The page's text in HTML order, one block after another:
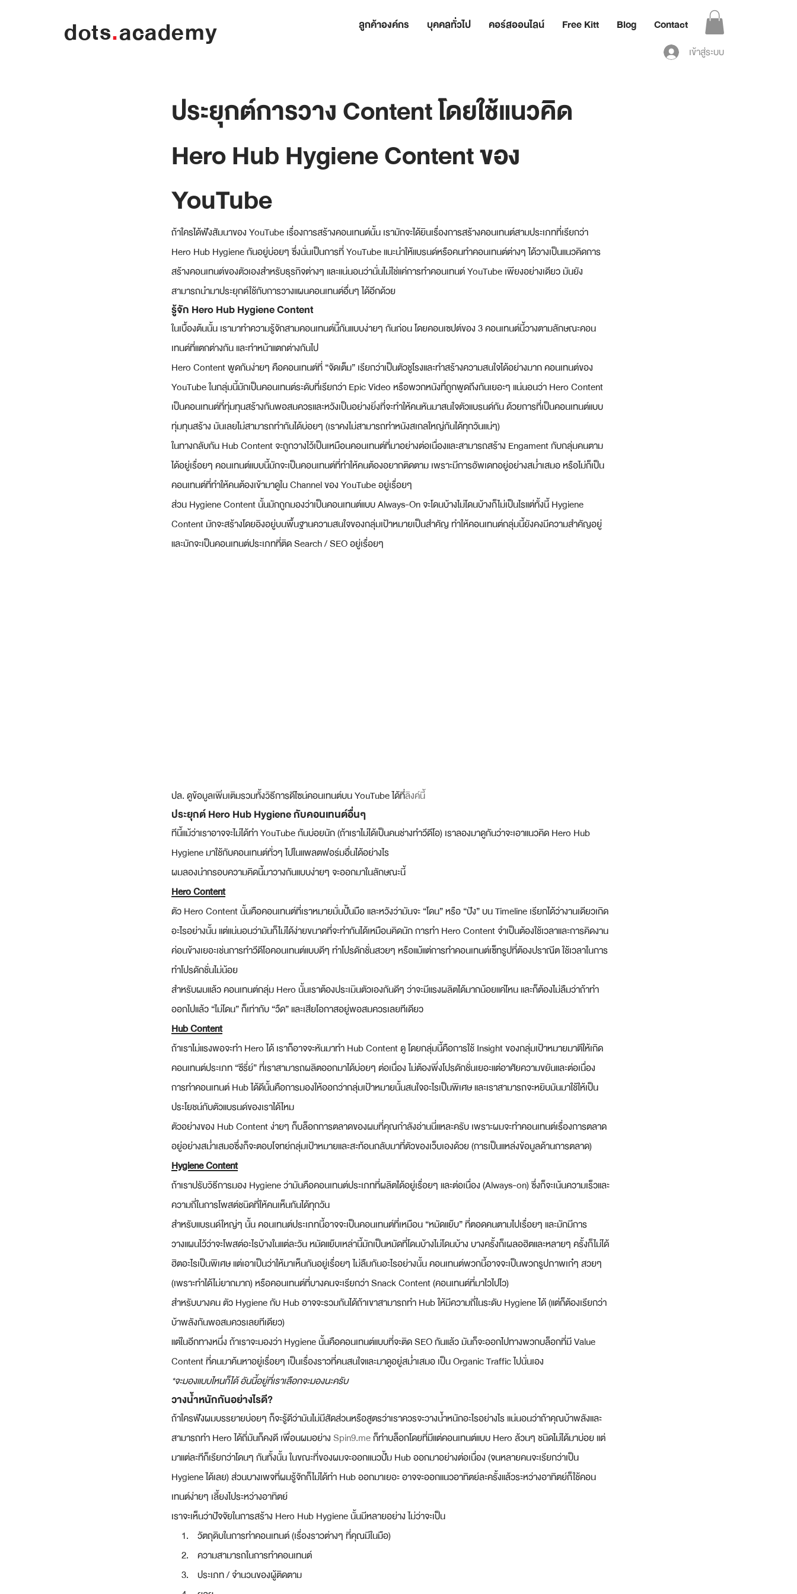
dots.academy ลูกค้าองค์กร บุคคลทั่วไป คอร์สออนไลน์ Free Kitt Blog Contact
เข้าสู่ระบบ
ประยุกต์การวาง Content โดยใช้แนวคิด
Hero Hub Hygiene Content ของ
YouTube
ถ้าใครได้ฟังสัมนาของ YouTube เรื่องการสร้างคอนเทนต์นั้น เรามักจะได้ยินเรื่องการสร้างคอนเทนต์สามประเภทที่เรียกว่า
Hero Hub Hygiene กันอยู่บ่อยๆ ซึ่งนั่นเป็นการที่ YouTube แนะนำให้แบรนด์หรือคนทำคอนเทนต์ต่างๆ ได้วางเป็นแนวคิดการ
สร้างคอนเทนต์ของตัวเองสำหรับธุรกิจต่างๆ และแน่นอนว่านั่นไม่ใช่แค่การทำคอนเทนต์ YouTube เพียงอย่างเดียว มันยัง
สามารถนำมาประยุกต์ใช้กับการวางแผนคอนเทนต์อื่นๆ ได้อีกด้วย
รู้จัก Hero Hub Hygiene Content
ในเบื้องต้นนั้น เรามาทำความรู้จักสามคอนเทนต์นี้กันแบบง่ายๆ กันก่อน โดยคอนเซปต์ของ 3 คอนเทนต์นี้วางตามลักษณะคอน
เทนต์ที่แตกต่างกัน และทำหน้าแตกต่างกันไป
Hero Content พูดกันง่ายๆ คือคอนเทนต์ที่ “จัดเต็ม” เรียกว่าเป็นตัวชูโรงและทำสร้างความสนใจได้อย่างมาก คอนเทนต์ของ
YouTube ในกลุ่มนี้มักเป็นคอนเทนต์ระดับที่เรียกว่า Epic Video หรือพวกหนังที่ถูกพูดถึงกันเยอะๆ แน่นอนว่า Hero Content
เป็นคอนเทนต์ที่ทุ่มทุนสร้างกันพอสมควรและหวังเป็นอย่างยิ่งที่จะทำให้คนหันมาสนใจตัวแบรนด์กัน ด้วยการที่เป็นคอนเทนต์แบบ
ทุ่มทุนสร้าง มันเลยไม่สามารถทำกันได้บ่อยๆ (เราคงไม่สามารถทำหนังสเกลใหญ่กันได้ทุกวันแน่ๆ)
ในทางกลับกัน Hub Content จะถูกวางไว้เป็นเหมือนคอนเทนต์ที่มาอย่างต่อเนื่องและสามารถสร้าง Engament กับกลุ่มคนตาม
ได้อยู่เรื่อยๆ คอนเทนต์แบบนี้มักจะเป็นคอนเทนต์ที่ทำให้คนต้องอยากติดตาม เพราะมีการอัพเดทอยู่อย่างสม่ำเสมอ หรือไม่ก็เป็น
คอนเทนต์ที่ทำให้คนต้องเข้ามาดูใน Channel ของ YouTube อยู่เรื่อยๆ
ส่วน Hygiene Content นั้นมักถูกมองว่าเป็นคอนเทนต์แบบ Always-On จะโดนบ้างไม่โดนบ้างก็ไม่เป็นไรแต่ทั้งนี้ Hygiene
Content มักจะสร้างโดยอิงอยู่บนพื้นฐานความสนใจของกลุ่มเป้าหมายเป็นสำคัญ ทำให้คอนเทนต์กลุ่มนี้ยังคงมีความสำคัญอยู่
และมักจะเป็นคอนเทนต์ประเภทที่ติด Search / SEO อยู่เรื่อยๆ
ปล. ดูข้อมูลเพิ่มเติมรวมทั้งวิธีการดีไซน์คอนเทนต์บน YouTube ได้ที่ลิงค์นี้
ประยุกต์ Hero Hub Hygiene กับคอนเทนต์อื่นๆ
ทีนี้แม้ว่าเราอาจจะไม่ได้ทำ YouTube กันบ่อยนัก (ถ้าเราไม่ได้เป็นคนช่างทำวีดีโอ) เราลองมาดูกันว่าจะเอาแนวคิด Hero Hub
Hygiene มาใช้กับคอนเทนต์ทั่วๆ ไปในแพลตฟอร์มอื่นได้อย่างไร
ผมลองนำกรอบความคิดนี้มาวางกันแบบง่ายๆ จะออกมาในลักษณะนี้
Hero Content
ตัว Hero Content นั้นคือคอนเทนต์ที่เราหมายมั่นปั้นมือ และหวังว่ามันจะ “โดน” หรือ “ปัง” บน Timeline เรียกได้ว่างานเดียวเกิด
อะไรอย่างนั้น แต่แน่นอนว่ามันก็ไม่ได้ง่ายขนาดที่จะทำกันได้เหมือนคิดนัก การทำ Hero Content จำเป็นต้องใช้เวลาและการคิดงาน
ค่อนข้างเยอะเช่นการทำวีดีโอคอนเทนต์แบบดีๆ ทำโปรดักชั่นสวยๆ หรือแม้แต่การทำคอนเทนต์เซ็ทรูปที่ต้องปราณีต ใช้เวลาในการ
ทำโปรดักชั่นไม่น้อย
สำหรับผมแล้ว คอนเทนต์กลุ่ม Hero นั้นเราต้องประเมินตัวเองกันดีๆ ว่าจะมีแรงผลิตได้มากน้อยแค่ไหน และก็ต้องไม่ลืมว่าถ้าทำ
ออกไปแล้ว “ไม่โดน” ก็เท่ากับ “วืด” และเสียโอกาสอยู่พอสมควรเลยทีเดียว
Hub Content
ถ้าเราไม่แรงพอจะทำ Hero ได้ เราก็อาจจะหันมาทำ Hub Content ดู โดยกลุ่มนี้คือการใช้ Insight ของกลุ่มเป้าหมายมาตีให้เกิด
คอนเทนต์ประเภท “ซีรี่ย์” ที่เราสามารถผลิตออกมาได้บ่อยๆ ต่อเนื่อง ไม่ต้องพึ่งโปรดักชั่นเยอะแต่อาศัยความขยันและต่อเนื่อง
การทำคอนเทนต์ Hub ได้ดีนั้นคือการมองให้ออกว่ากลุ่มเป้าหมายนั้นสนใจอะไรเป็นพิเศษ และเราสามารถจะหยิบมันมาใช้ให้เป็น
ประโยชน์กับตัวแบรนด์ของเราได้ไหม
ตัวอย่างของ Hub Content ง่ายๆ ก็บล็อกการตลาดของผมที่คุณกำลังอ่านนี่แหละครับ เพราะผมจะทำคอนเทนต์เรื่องการตลาด
อยู่อย่างสม่ำเสมอซึ่งก็จะตอบโจทย์กลุ่มเป้าหมายและสะท้อนกลับมาที่ตัวของเว็บเองด้วย (การเป็นแหล่งข้อมูลด้านการตลาด)
Hygiene Content
ถ้าเราปรับวิธีการมอง Hygiene ว่ามันคือคอนเทนต์ประเภทที่ผลิตได้อยู่เรื่อยๆ และต่อเนื่อง (Always-on) ซึ่งก็จะเน้นความเร็วและ
ความถี่ในการโพสต์ชนิดที่ให้คนเห็นกันได้ทุกวัน
สำหรับแบรนด์ใหญ่ๆ นั้น คอนเทนต์ประเภทนี้อาจจะเป็นคอนเทนต์ที่เหมือน “หมัดแย๊บ” ที่ตอดคนตามไปเรื่อยๆ และมักมีการ
วางแผนไว้ว่าจะโพสต์อะไรบ้างในแต่ละวัน หมัดแย๊บเหล่านี้มักเป็นหมัดที่โดนบ้างไม่โดนบ้าง บางครั้งก็เผลอฮิตและหลายๆ ครั้งก็ไม่ได้
ฮิตอะไรเป็นพิเศษ แต่เอาเป็นว่าให้มาเห็นกันอยู่เรื่อยๆ ไม่ลืมกันอะไรอย่างนั้น คอนเทนต์พวกนี้อาจจะเป็นพวกรูปภาพเก๋ๆ สวยๆ
(เพราะทำได้ไม่ยากมาก) หรือคอนเทนต์ที่บางคนจะเรียกว่า Snack Content (คอนเทนต์ที่มาไวไปไว)
สำหรับบางคน ตัว Hygiene กับ Hub อาจจะรวมกันได้ถ้าเขาสามารถทำ Hub ให้มีความถี่ในระดับ Hygiene ได้ (แต่ก็ต้องเรียกว่า
บ้าพลังกันพอสมควรเลยทีเดียว)
แต่ในอีกทางหนึ่ง ถ้าเราจะมองว่า Hygiene นั้นคือคอนเทนต์แบบที่จะติด SEO กันแล้ว มันก็จะออกไปทางพวกบล็อกที่มี Value
Content ที่คนมาค้นหาอยู่เรื่อยๆ เป็นเรื่องราวที่คนสนใจและมาดูอยู่สม่ำเสมอ เป็น Organic Traffic ไปนั่นเอง
*จะมองแบบไหนก็ได้ อันนี้อยู่ที่เราเลือกจะมองนะครับ
วางน้ำหนักกันอย่างไรดี?
ถ้าใครฟังผมบรรยายบ่อยๆ ก็จะรู้ดีว่ามันไม่มีสัดส่วนหรือสูตรว่าเราควรจะวางน้ำหนักอะไรอย่างไร แน่นอนว่าถ้าคุณบ้าพลังและ
สามารถทำ Hero ได้ถี่มันก็คงดี เพื่อนผมอย่าง Spin9.me ก็ทำบล็อกโดยที่มีแต่คอนเทนต์แบบ Hero ล้วนๆ ชนิดไม่ได้มาบ่อย แต่
มาแต่ละทีก็เรียกว่าโดนๆ กันทั้งนั้น ในขณะที่ของผมจะออกแนวปั้ม Hub ออกมาอย่างต่อเนื่อง (จนหลายคนจะเรียกว่าเป็น
Hygiene ได้เลย) ส่วนบางเพจที่ผมรู้จักก็ไม่ได้ทำ Hub ออกมาเยอะ อาจจะออกแนวอาทิตย์ละครั้งแล้วระหว่างอาทิตย์ก็ใช้คอน
เทนต์ง่ายๆ เลี้ยงไประหว่างอาทิตย์
เราจะเห็นว่าปัจจัยในการสร้าง Hero Hub Hygiene นั้นมีหลายอย่าง ไม่ว่าจะเป็น
วัตถุดิบในการทำคอนเทนต์ (เรื่องราวต่างๆ ที่คุณมีในมือ)
ความสามารถในการทำคอนเทนต์
ประเภท / จำนวนของผู้ติดตาม